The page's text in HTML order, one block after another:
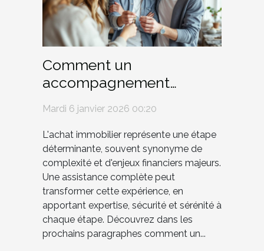
Comment un
accompagnement
complet facilite-t-il
l'achat immobilier ?
Mardi 6 janvier 2026 00:20
L'achat immobilier représente une étape
déterminante, souvent synonyme de
complexité et d'enjeux financiers majeurs.
Une assistance complète peut
transformer cette expérience, en
apportant expertise, sécurité et sérénité à
chaque étape. Découvrez dans les
prochains paragraphes comment un...